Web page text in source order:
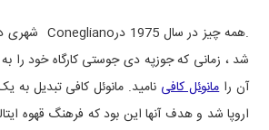
.همه چیز در سال 1975 در Conegliano شهری
شد ، زمانی که جوزپه دی جوستی کارگاه خود را
آن رامانوئل کافی نامید. مانوئل کافی تبدیل به
اروپا شد و هدف آنها این بود که فرهنگ قهوه